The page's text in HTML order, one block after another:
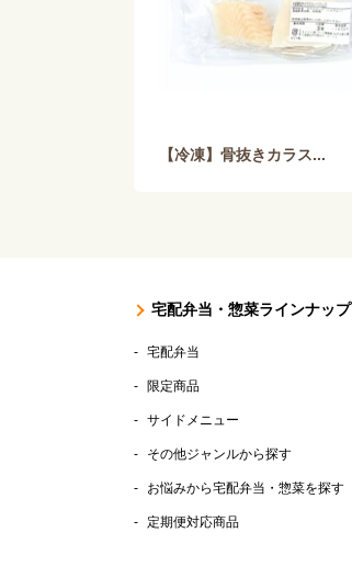
【冷凍】骨抜きカラス...
宅配弁当・惣菜ラインナップ
宅配弁当
限定商品
サイドメニュー
その他ジャンルから探す
お悩みから宅配弁当・惣菜を探す
定期便対応商品